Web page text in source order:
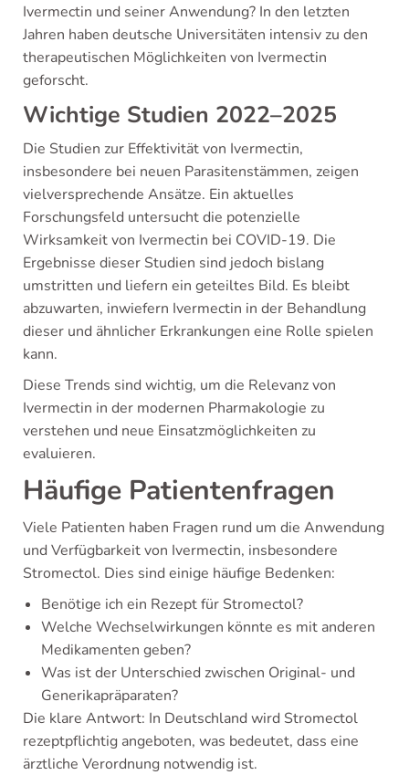
Ivermectin und seiner Anwendung? In den letzten
Jahren haben deutsche Universitäten intensiv zu den
therapeutischen Möglichkeiten von Ivermectin
geforscht.
Wichtige Studien 2022–2025
Die Studien zur Effektivität von Ivermectin,
insbesondere bei neuen Parasitenstämmen, zeigen
vielversprechende Ansätze. Ein aktuelles
Forschungsfeld untersucht die potenzielle
Wirksamkeit von Ivermectin bei COVID-19. Die
Ergebnisse dieser Studien sind jedoch bislang
umstritten und liefern ein geteiltes Bild. Es bleibt
abzuwarten, inwiefern Ivermectin in der Behandlung
dieser und ähnlicher Erkrankungen eine Rolle spielen
kann.
Diese Trends sind wichtig, um die Relevanz von
Ivermectin in der modernen Pharmakologie zu
verstehen und neue Einsatzmöglichkeiten zu
evaluieren.
Häufige Patientenfragen
Viele Patienten haben Fragen rund um die Anwendung
und Verfügbarkeit von Ivermectin, insbesondere
Stromectol. Dies sind einige häufige Bedenken:
Benötige ich ein Rezept für Stromectol?
Welche Wechselwirkungen könnte es mit anderen
Medikamenten geben?
Was ist der Unterschied zwischen Original- und
Generikapräparaten?
Die klare Antwort: In Deutschland wird Stromectol
rezeptpflichtig angeboten, was bedeutet, dass eine
ärztliche Verordnung notwendig ist.